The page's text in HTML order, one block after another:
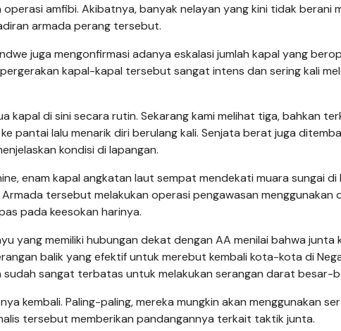
amfibi. Akibatnya, banyak nelayan yang kini tidak berani
armada perang tersebut.
juga mengonfirmasi adanya eskalasi jumlah kapal yang
kapal-kapal tersebut sangat intens dan sering kali
kapal di sini secara rutin. Sekarang kami melihat tiga, bahkan
pantai lalu menarik diri berulang kali. Senjata berat juga
kondisi di lapangan.
enam kapal angkatan laut sempat mendekati muara sungai
tersebut melakukan operasi pengawasan menggunakan
pada keesokan harinya.
yang memiliki hubungan dekat dengan AA menilai bahwa junta
balik yang efektif untuk merebut kembali kota-kota di
sangat terbatas untuk melakukan serangan darat besar-
kembali. Paling-paling, mereka mungkin akan menggunakan
tersebut memberikan pandangannya terkait taktik junta.